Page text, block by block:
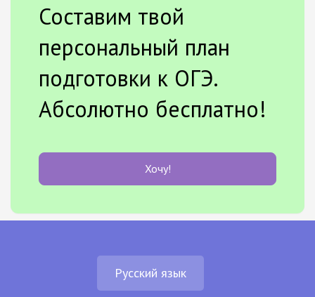
Составим твой
персональный план
подготовки к ОГЭ.
Абсолютно бесплатно!
Хочу!
Русский язык